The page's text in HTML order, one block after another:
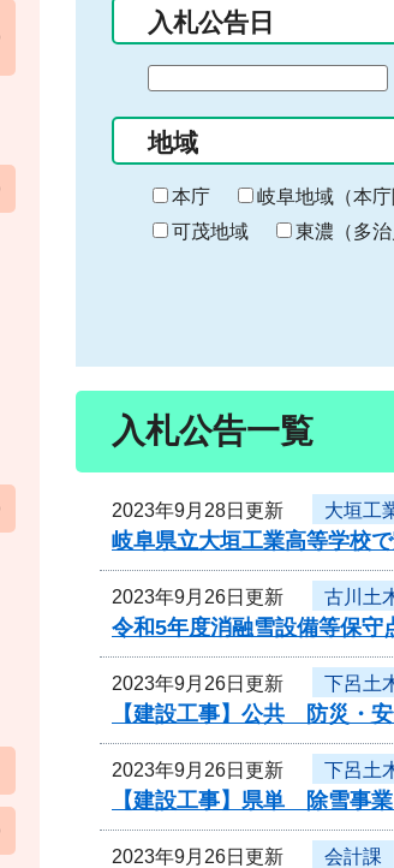
入札公告日
の
始
ま
り
地域
本庁 岐阜地域（本庁
可茂地域
東濃（多
入札公告一覧
2023年9月28日更新 大垣工
岐阜県立大垣工業高等学校
2023年9月26日更新 古川土
令和5年度消融雪設備等保守
2023年9月26日更新 下呂土
【建設工事】公共 防災・
2023年9月26日更新 下呂土
【建設工事】県単 除雪事
2023年9月26日更新 会計課